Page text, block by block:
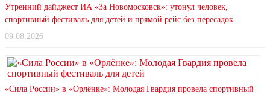
Утренний дайджест ИА «За Новомосковск»: утонул человек,
спортивный фестиваль для детей и прямой рейс без пересадок
09.08.2026
«Сила России» в «Орлёнке»: Молодая Гвардия провела спортивный